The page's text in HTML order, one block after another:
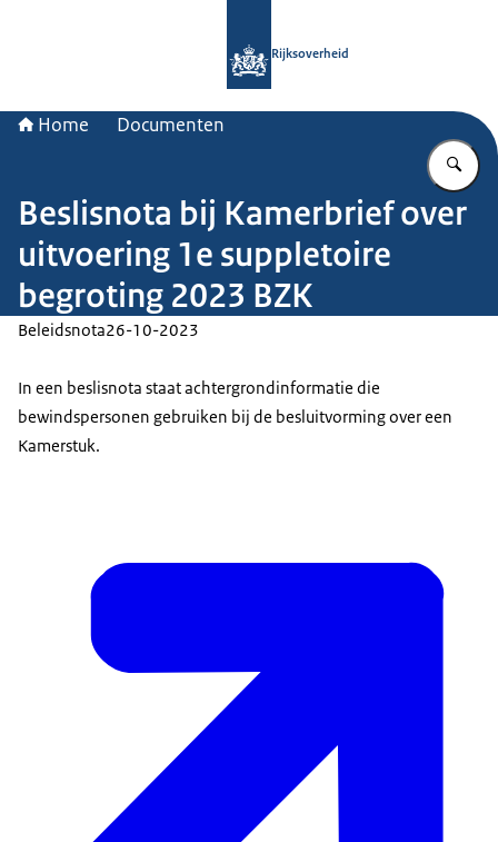
Rijksoverheid
Home Documenten
Beslisnota bij Kamerbrief over
uitvoering 1e suppletoire
begroting 2023 BZK
Beleidsnota26-10-2023
In een beslisnota staat achtergrondinformatie die
bewindspersonen gebruiken bij de besluitvorming over een
Kamerstuk.